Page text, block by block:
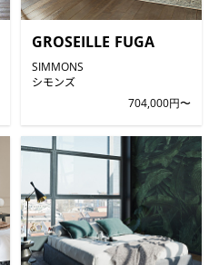
GROSEILLE FUGA
SIMMONS
シモンズ
704,000円〜